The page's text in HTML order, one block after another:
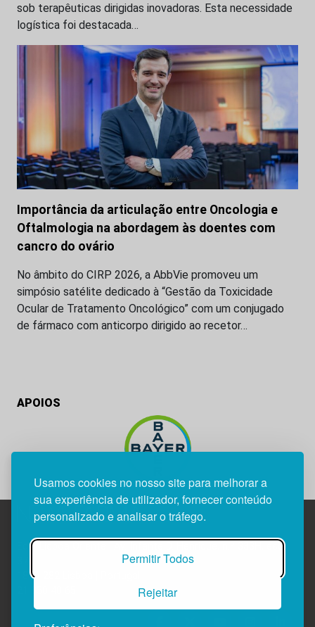
Usamos cookies no nosso site para melhorar a
sua experiência de utilizador, fornecer conteúdo
personalizado e analisar o tráfego.
Permitir Todos
Rejeitar
sob terapêuticas dirigidas inovadoras. Esta necessidade
logística foi destacada…
Importância da articulação entre Oncologia e
Oftalmologia na abordagem às doentes com
cancro do ovário
No âmbito do CIRP 2026, a AbbVie promoveu um
simpósio satélite dedicado à “Gestão da Toxicidade
Ocular de Tratamento Oncológico” com um conjugado
de fármaco com anticorpo dirigido ao recetor…
APOIOS
Edif. Lisboa Oriente | Av. Infante D. Henrique, n.º 333H, esc.
1800-282 Lisboa | Portugal